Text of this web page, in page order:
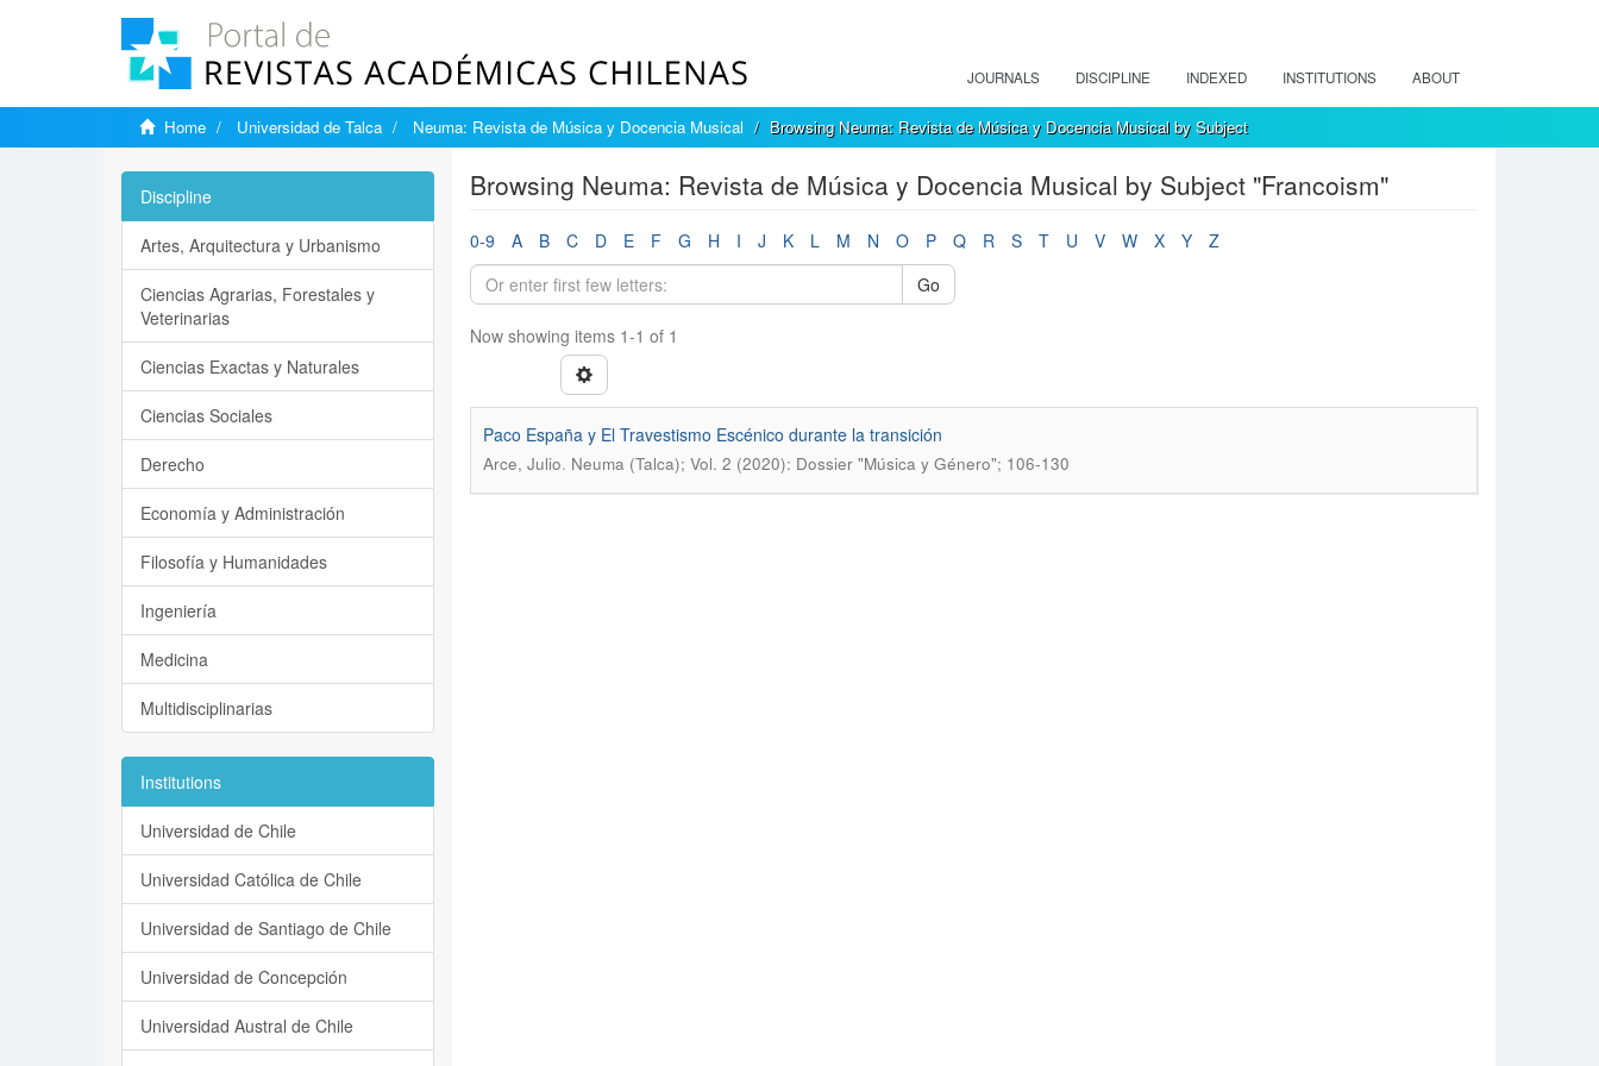
JOURNALS DISCIPLINE INDEXED INSTITUTIONS ABOUT
Home Universidad de Talca Neuma: Revista de Música y Docencia Musical Browsing Neuma: Revista de Música y Docencia Musical by Subject
Browsing Neuma: Revista de Música y Docencia Musical by Subject "Francoism"
0-9 A B C D E F G H I J K L M N O P Q R S T U V W X Y
Z
Go
Now showing items 1-1 of 1
Paco España y El Travestismo Escénico durante la transición
Arce, Julio. Neuma (Talca); Vol. 2 (2020): Dossier "Música y Género"; 106-130
Discipline
Artes, Arquitectura y Urbanismo
Ciencias Agrarias, Forestales y
Veterinarias
Ciencias Exactas y Naturales
Ciencias Sociales
Derecho
Economía y Administración
Filosofía y Humanidades
Ingeniería
Medicina
Multidisciplinarias
Institutions
Universidad de Chile
Universidad Católica de Chile
Universidad de Santiago de Chile
Universidad de Concepción
Universidad Austral de Chile